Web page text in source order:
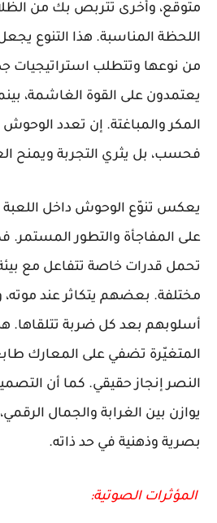
متوقع، وأخرى تتربص بك من
اللحظة المناسبة. هذا التنوع
من نوعها وتتطلب استراتيجيات
يعتمدون على القوة الغاشمة،
المكر والمباغتة. إن تعدد الوحوش
فحسب، بل يثري التجربة ويمنح
يعكس تنوّع الوحوش داخل اللعبة
على المفاجأة والتطور المستمر.
تحمل قدرات خاصة تتفاعل مع
مختلفة. بعضهم يتكاثر عند موته،
أسلوبهم بعد كل ضربة تتلقاها.
المتغيّرة تضفي على المعارك
النصر إنجاز حقيقي. كما أن
يوازن بين الغرابة والجمال
بصرية وذهنية في حد ذاته.
المؤثرات الصوتية: